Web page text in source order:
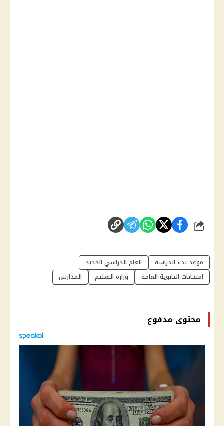
شارك
موعد بدء الدراسة
العام الدراسي الجديد
امتحانات الثانوية العامة
وزارة التعليم المدارس
محتوى مدفوع